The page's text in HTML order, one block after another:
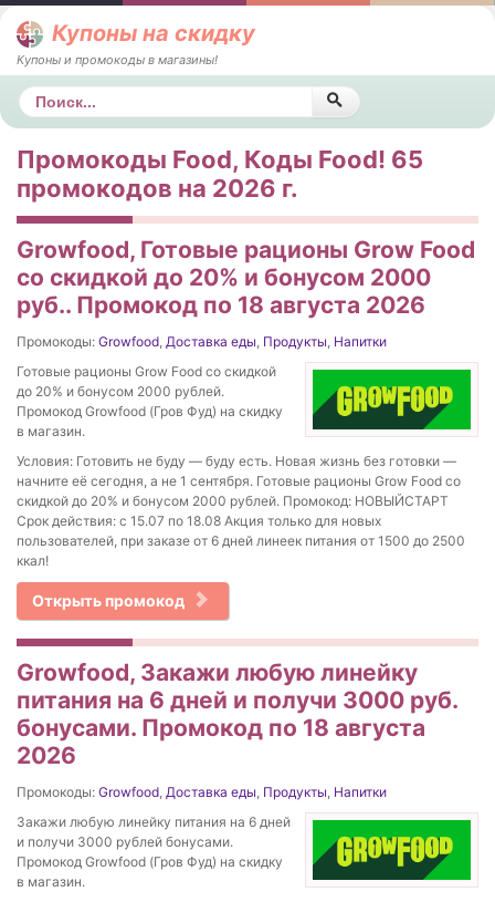
Купоны на скидку
Купоны и промокоды в магазины!
Поиск
Промокоды Food, Коды Food! 65
промокодов на 2026 г.
Growfood, Готовые рационы Grow Food
со скидкой до 20% и бонусом 2000
руб.. Промокод по 18 августа 2026
Промокоды: Growfood, Доставка еды, Продукты, Напитки
Готовые рационы Grow Food со скидкой
до 20% и бонусом 2000 рублей.
Промокод Growfood (Гров Фуд) на скидку
в магазин.
Условия: Готовить не буду — буду есть. Новая жизнь без готовки —
начните её сегодня, а не 1 сентября. Готовые рационы Grow Food со
скидкой до 20% и бонусом 2000 рублей. Промокод: НОВЫЙСТАРТ
Срок действия: с 15.07 по 18.08 Акция только для новых
пользователей, при заказе от 6 дней линеек питания от 1500 до 2500
ккал!
Открыть промокод
Growfood, Закажи любую линейку
питания на 6 дней и получи 3000 руб.
бонусами. Промокод по 18 августа
2026
Промокоды: Growfood, Доставка еды, Продукты, Напитки
Закажи любую линейку питания на 6 дней
и получи 3000 рублей бонусами.
Промокод Growfood (Гров Фуд) на скидку
в магазин.